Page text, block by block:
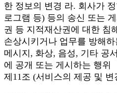
한 정보의 변경 라. 회사가
로그램 등) 등의 송신 또는
권 등 지적재산권에 대한 침
손상시키거나 업무를 방해
메시지, 화상, 음성, 기타 공
에 공개 또는 게시하는 행위
제11조 (서비스의 제공 및 변